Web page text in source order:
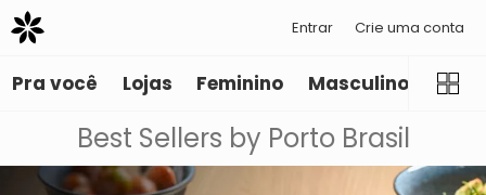
Entrar Crie uma conta
Pra você Lojas Feminino Masculino
Best Sellers by Porto Brasil